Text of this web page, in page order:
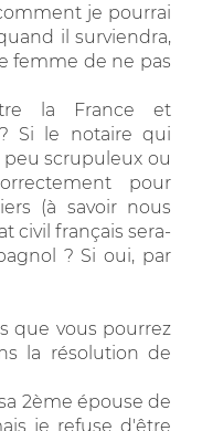
je pourrai
il surviendra,
femme de ne pas
la France et
Si le notaire qui
scrupuleux ou
pour
(à savoir nous
civil français sera-
? Si oui, par
que vous pourrez
la résolution de
2ème épouse de
je refuse d'être